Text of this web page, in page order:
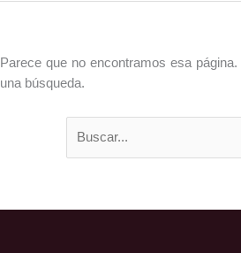
Parece que no encontramos esa
una búsqueda.